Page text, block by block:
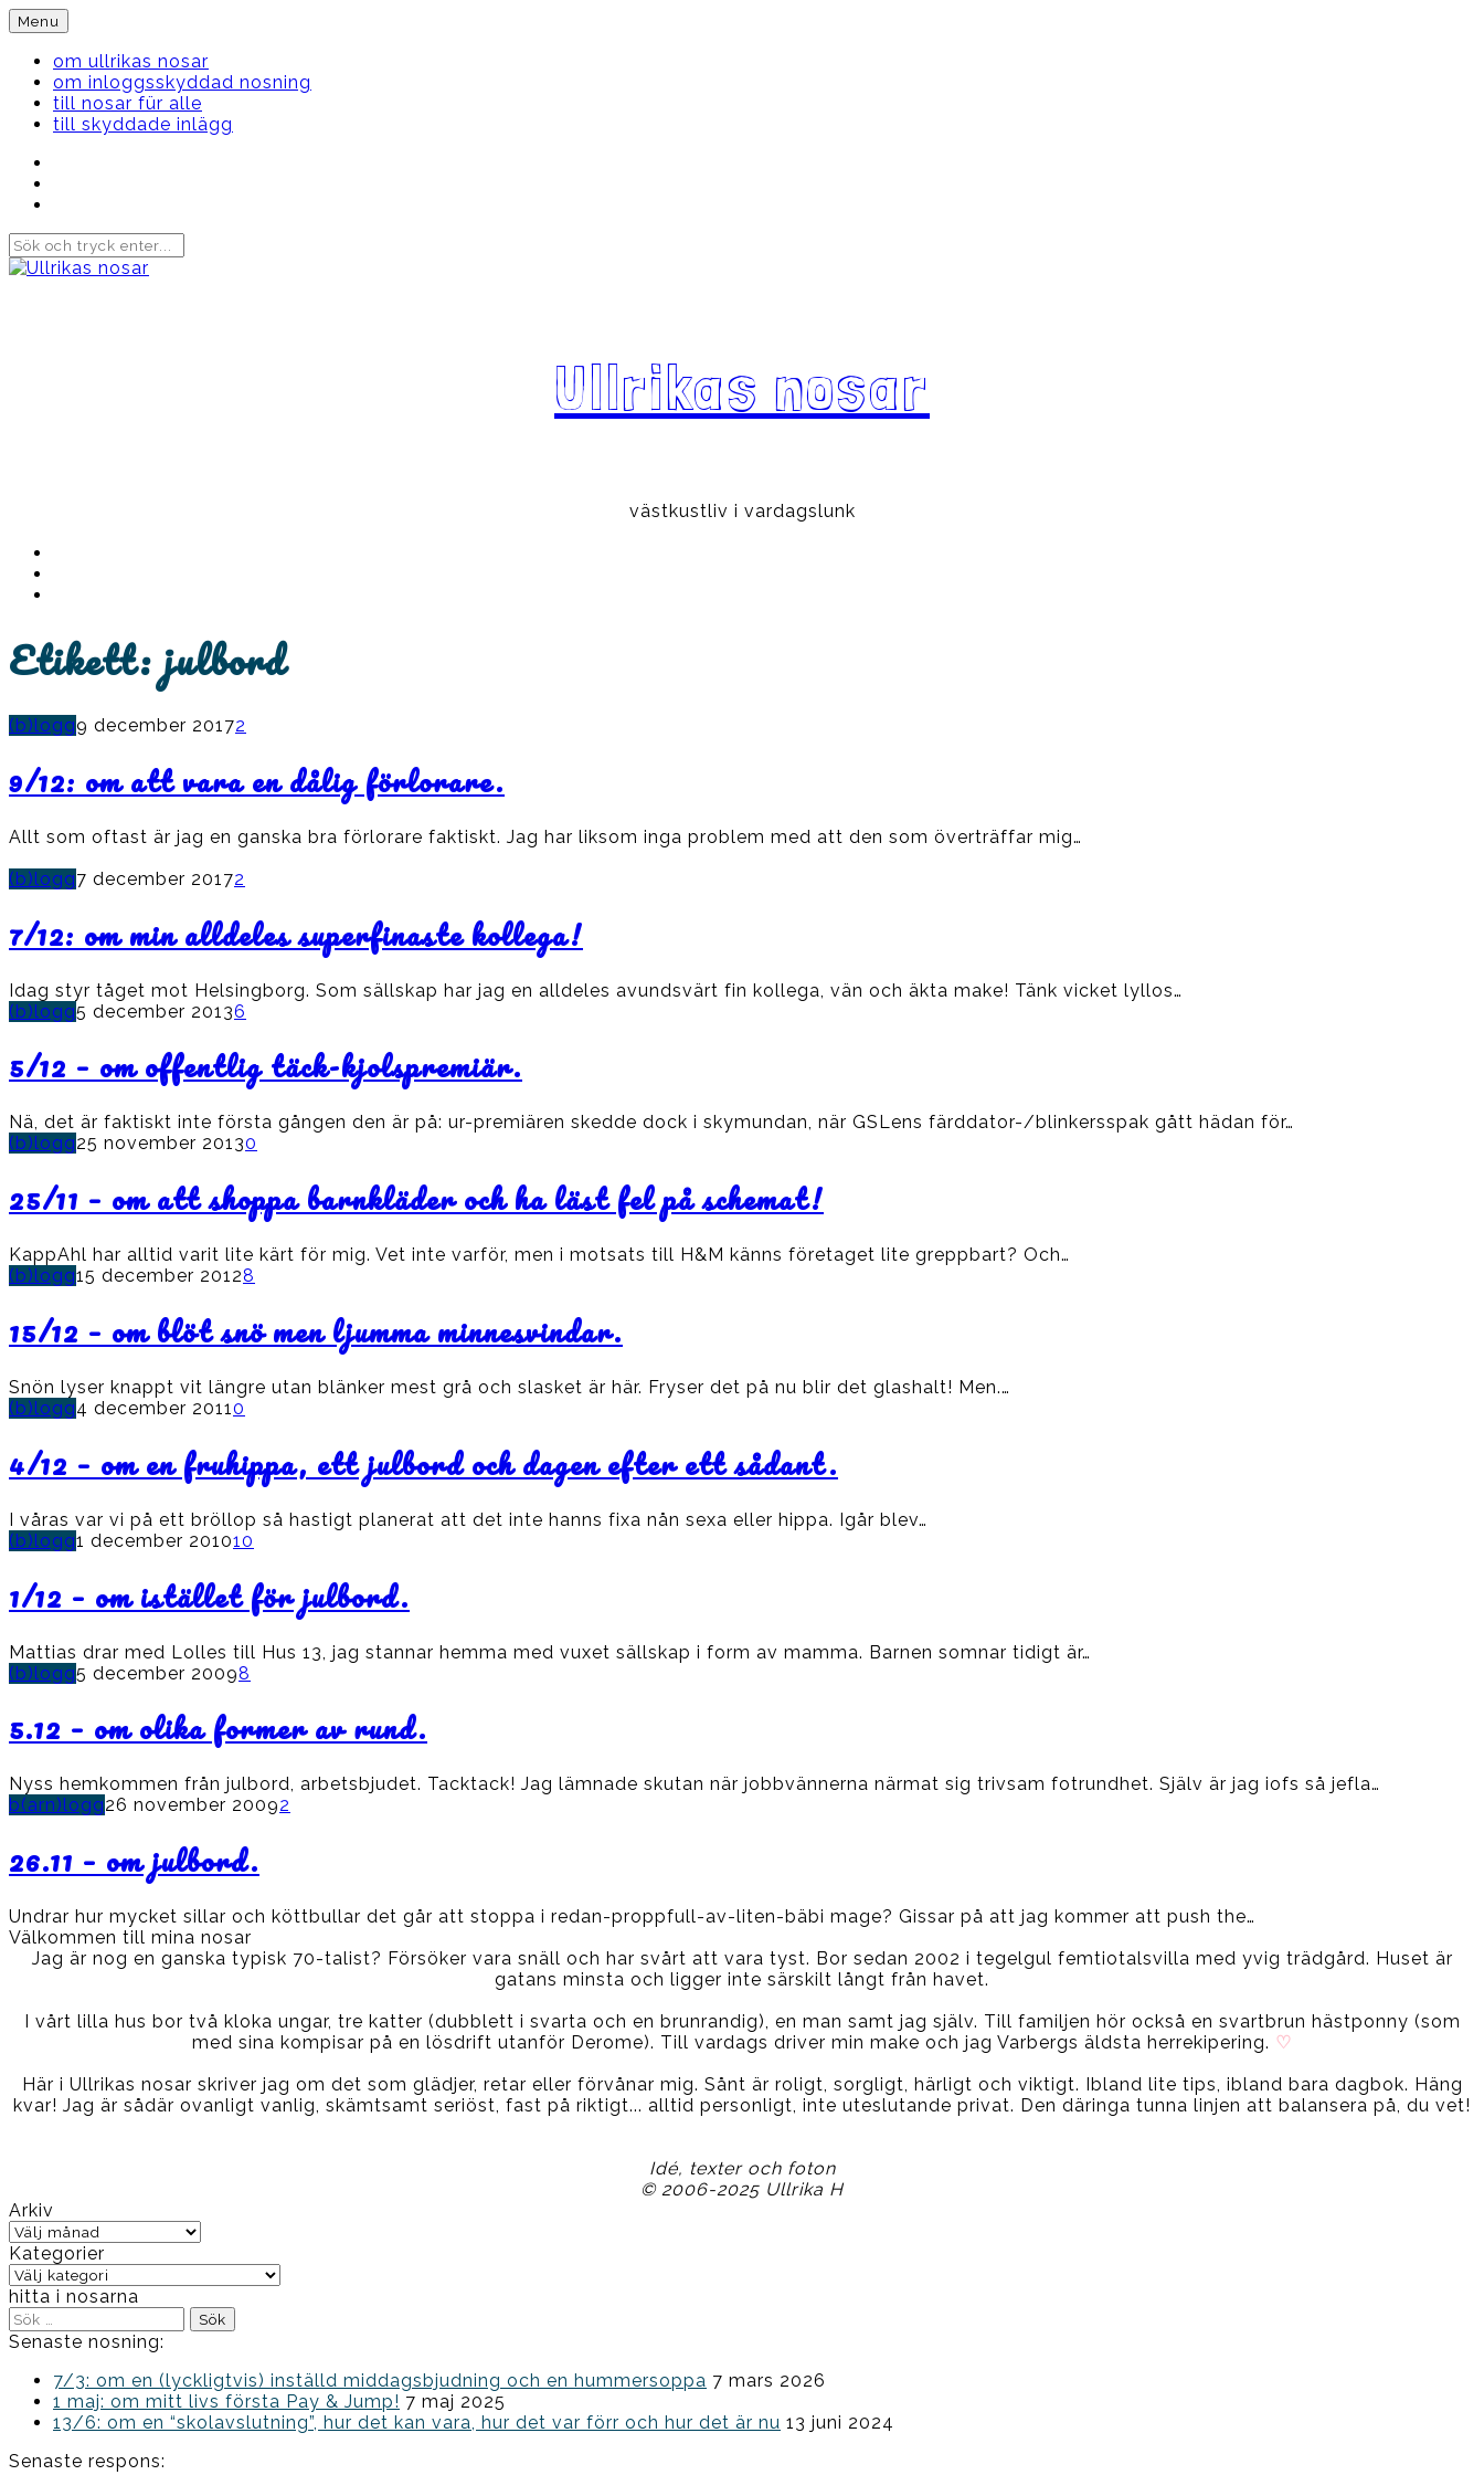
Skip
to
content
Menu
om ullrikas nosar
om inloggsskyddad nosning
till nosar für alle
till skyddade inlägg
Ullrikas nosar
västkustliv i vardagslunk
Etikett:julbord
(b)logg9 december 20172
9/12: om att vara en dålig förlorare.
Allt som oftast är jag en ganska bra förlorare faktiskt. Jag har liksom inga problem med att den som överträffar mig…
(b)logg7 december 20172
7/12: om min alldeles superfinaste kollega!
Idag styr tåget mot Helsingborg. Som sällskap har jag en alldeles avundsvärt fin kollega, vän och äkta make! Tänk vicket lyllos…
(b)logg5 december 20136
5/12 – om offentlig täck-kjolspremiär.
Nä, det är faktiskt inte första gången den är på: ur-premiären skedde dock i skymundan, när GSLens färddator-/blinkersspak gått hädan för…
(b)logg25 november 20130
25/11 – om att shoppa barnkläder och ha läst fel på schemat!
KappAhl har alltid varit lite kärt för mig. Vet inte varför, men i motsats till H&M känns företaget lite greppbart? Och…
(b)logg15 december 20128
15/12 – om blöt snö men ljumma minnesvindar.
Snön lyser knappt vit längre utan blänker mest grå och slasket är här. Fryser det på nu blir det glashalt! Men.…
(b)logg4 december 20110
4/12 – om en fruhippa, ett julbord och dagen efter ett sådant.
I våras var vi på ett bröllop så hastigt planerat att det inte hanns fixa nån sexa eller hippa. Igår blev…
(b)logg1 december 201010
1/12 – om istället för julbord.
Mattias drar med Lolles till Hus 13, jag stannar hemma med vuxet sällskap i form av mamma. Barnen somnar tidigt är…
(b)logg5 december 20098
5.12 – om olika former av rund.
Nyss hemkommen från julbord, arbetsbjudet. Tacktack! Jag lämnade skutan när jobbvännerna närmat sig trivsam fotrundhet. Själv är jag iofs så jefla…
b(arn)logg26 november 20092
26.11 – om julbord.
Undrar hur mycket sillar och köttbullar det går att stoppa i redan-proppfull-av-liten-bäbi mage? Gissar på att jag kommer att push the…
Välkommen till mina nosar
Jag är nog en ganska typisk 70-talist? Försöker vara snäll och har svårt att vara tyst. Bor sedan 2002 i tegelgul femtiotalsvilla med yvig trädgård. Huset är
gatans minsta och ligger inte särskilt långt från havet.
I vårt lilla hus bor två kloka ungar, tre katter (dubblett i svarta och en brunrandig), en man samt jag själv. Till familjen hör också en svartbrun hästponny (som
med sina kompisar på en lösdrift utanför Derome). Till vardags driver min make och jag Varbergs äldsta herrekipering. ♡
Här i Ullrikas nosar skriver jag om det som glädjer, retar eller förvånar mig. Sånt är roligt, sorgligt, härligt och viktigt. Ibland lite tips, ibland bara dagbok. Häng
kvar! Jag är sådär ovanligt vanlig, skämtsamt seriöst, fast på riktigt... alltid personligt, inte uteslutande privat. Den däringa tunna linjen att balansera på, du vet!
Idé, texter och foton
© 2006-2025 Ullrika H
Arkiv
Arkiv
Kategorier
Kategorier
hitta i nosarna
Sök
efter:
Senaste nosning:
7/3: om en (lyckligtvis) inställd middagsbjudning och en hummersoppa 7 mars 2026
1 maj: om mitt livs första Pay & Jump! 7 maj 2025
13/6: om en “skolavslutning”, hur det kan vara, hur det var förr och hur det är nu 13 juni 2024
Senaste respons: